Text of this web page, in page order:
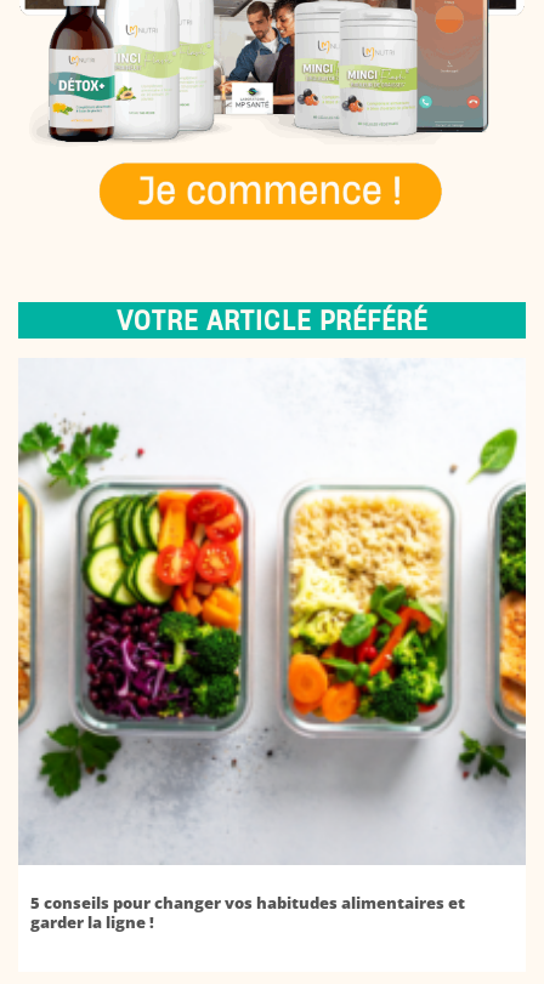
VOTRE ARTICLE PRÉFÉRÉ
5 conseils pour changer vos habitudes alimentaires et
garder la ligne !